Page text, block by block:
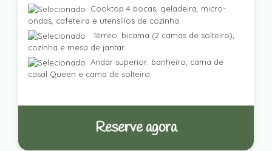
Cooktop 4 bocas, geladeira, micro-
ondas, cafeteira e utensílios de cozinha
Térreo: bicama (2 camas de solteiro),
cozinha e mesa de jantar
Andar superior: banheiro, cama de
casal Queen e cama de solteiro
Reserve agora